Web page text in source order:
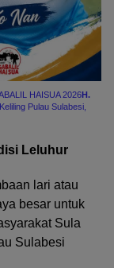
HAISUA 2026H.
Pulau Sulabesi,
Leluhur
lari atau
besar untuk
Sula
Sulabesi